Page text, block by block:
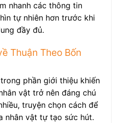
nhanh các thông tin
tự nhiên hơn trước khi
đầy đủ.
Thuận Theo Bốn
phần giới thiệu khiến
vật trở nên đáng chú
truyện chọn cách để
nhân vật tự tạo sức hút.